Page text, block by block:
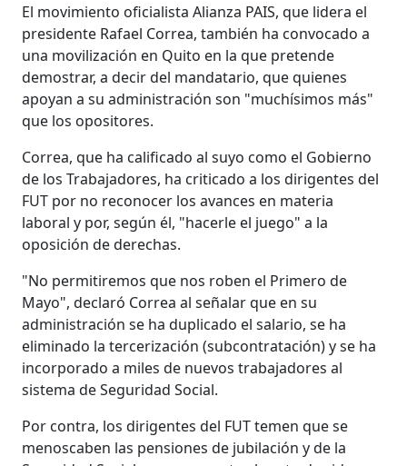
El movimiento oficialista Alianza PAIS, que lidera el
presidente Rafael Correa, también ha convocado a
una movilización en Quito en la que pretende
demostrar, a decir del mandatario, que quienes
apoyan a su administración son "muchísimos más"
que los opositores.
Correa, que ha calificado al suyo como el Gobierno
de los Trabajadores, ha criticado a los dirigentes del
FUT por no reconocer los avances en materia
laboral y por, según él, "hacerle el juego" a la
oposición de derechas.
"No permitiremos que nos roben el Primero de
Mayo", declaró Correa al señalar que en su
administración se ha duplicado el salario, se ha
eliminado la tercerización (subcontratación) y se ha
incorporado a miles de nuevos trabajadores al
sistema de Seguridad Social.
Por contra, los dirigentes del FUT temen que se
menoscaben las pensiones de jubilación y de la